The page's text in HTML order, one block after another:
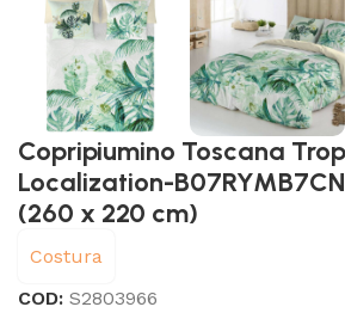
Copripiumino Toscana
Localization-
(260 x 220 cm)
Costura
COD:S2803966